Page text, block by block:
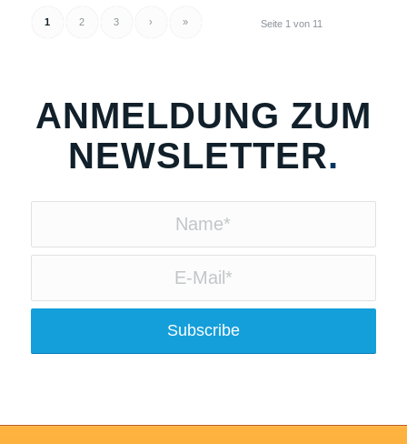
Seite 1 von 11
1 2 3 › »
ANMELDUNG ZUM
NEWSLETTER.